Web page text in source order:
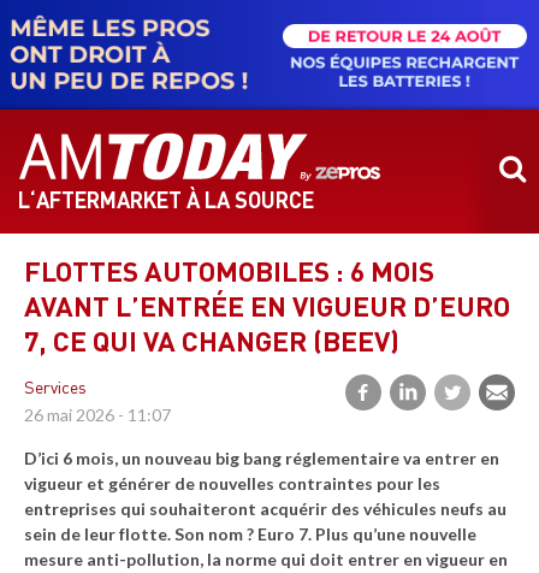
contenu
principal
L‘AFTERMARKET À LA SOURCE
FLOTTES AUTOMOBILES : 6 MOIS
AVANT L’ENTRÉE EN VIGUEUR D’EURO
7, CE QUI VA CHANGER (BEEV)
Services
26 mai 2026 - 11:07
D’ici 6 mois, un nouveau big bang réglementaire va entrer en
vigueur et générer de nouvelles contraintes pour les
entreprises qui souhaiteront acquérir des véhicules neufs au
sein de leur flotte. Son nom ? Euro 7. Plus qu’une nouvelle
mesure anti-pollution, la norme qui doit entrer en vigueur en